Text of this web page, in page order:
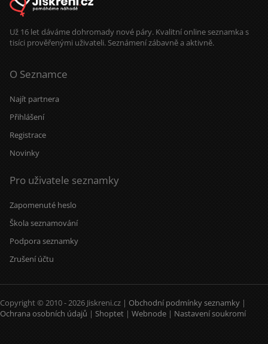
Už 16 let dáváme dohromady nové páry. Kvalitní online seznamka s
tisíci prověřenými uživateli. Seznámení zábavně a aktivně.
O Seznamce
Najít partnera
Přihlášení
Registrace
Novinky
Pro uživatele seznamky
Zapomenuté heslo
Škola seznamování
Podpora seznamky
Zrušení účtu
Copyright © 2010 - 2026 Jiskreni.cz | Obchodní podmínky seznamky |
Ochrana osobních údajů | Shoptet | Webnode | Nastavení soukromí